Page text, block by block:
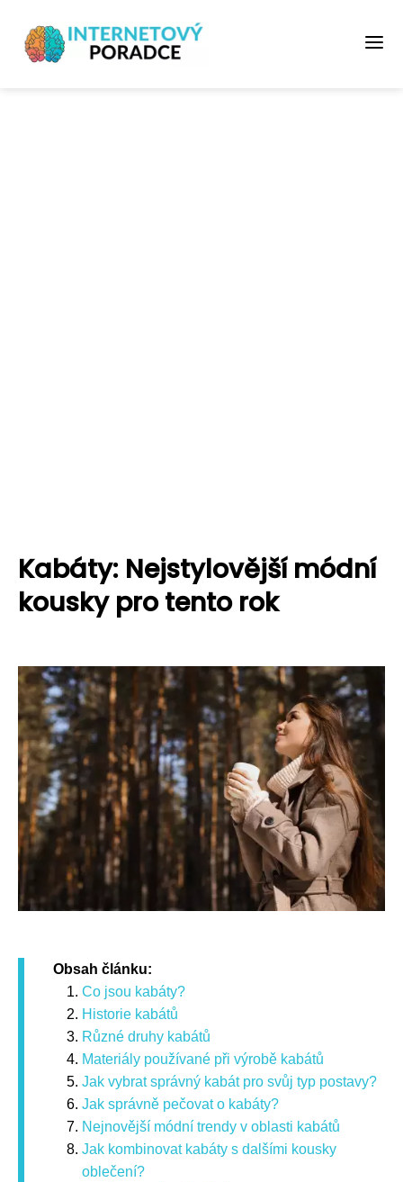
Kabáty: Nejstylovější módní
kousky pro tento rok
Obsah článku:
Co jsou kabáty?
Historie kabátů
Různé druhy kabátů
Materiály používané při výrobě kabátů
Jak vybrat správný kabát pro svůj typ postavy?
Jak správně pečovat o kabáty?
Nejnovější módní trendy v oblasti kabátů
Jak kombinovat kabáty s dalšími kousky
oblečení?